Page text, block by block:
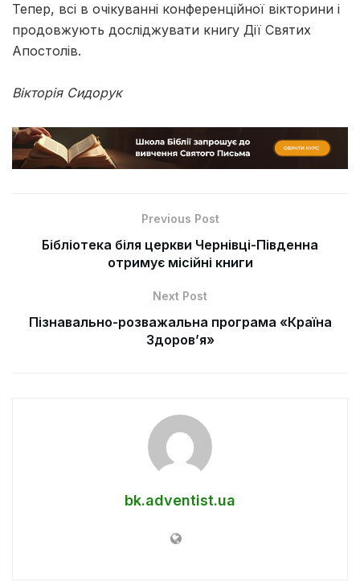
Тепер, всі в очікуванні конференційної вікторини і
продовжують досліджувати книгу Дії Святих
Апостолів.
Вікторія Сидорук
Previous Post
Бібліотека біля церкви Чернівці-Південна
отримує місійні книги
Next Post
Пізнавально-розважальна програма «Країна
Здоров’я»
bk.adventist.ua